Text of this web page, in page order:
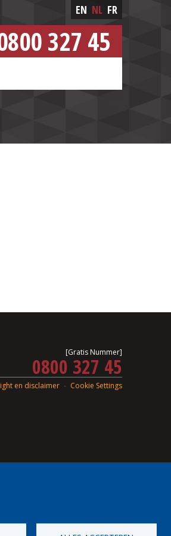
327 45
EN NL FR
[Gratis Nummer]
0800 327 45
en disclaimer Cookie Settings